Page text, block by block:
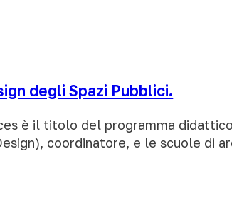
degli Spazi Pubblici.
è il titolo del programma
coordinatore, e le scuole di